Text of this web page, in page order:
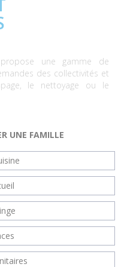
une gamme de
des collectivités et
le nettoyage ou le
UNE FAMILLE